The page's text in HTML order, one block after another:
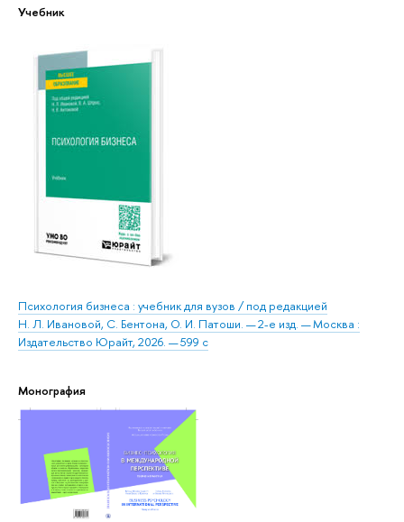
Учебник
Психология бизнеса : учебник для вузов / под редакцией
Н. Л. Ивановой, С. Бентона, О. И. Патоши. — 2-е изд. — Москва :
Издательство Юрайт, 2026. — 599 с
Монография